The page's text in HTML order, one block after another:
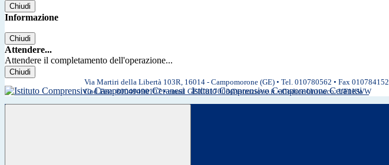
Chiudi
Informazione
Chiudi
Attendere...
Attendere il completamento dell'operazione...
Chiudi
Istituto Comprensivo Campomorone Ceranesi
Via Martiri della Libertà 103R, 16014 - Campomorone (GE) • Tel. 010780562 • Fax 010784152
Cod.Fisc. 80049490107 • email GEIC817003@istruzione.it • Codice Univoco: UF1KWW